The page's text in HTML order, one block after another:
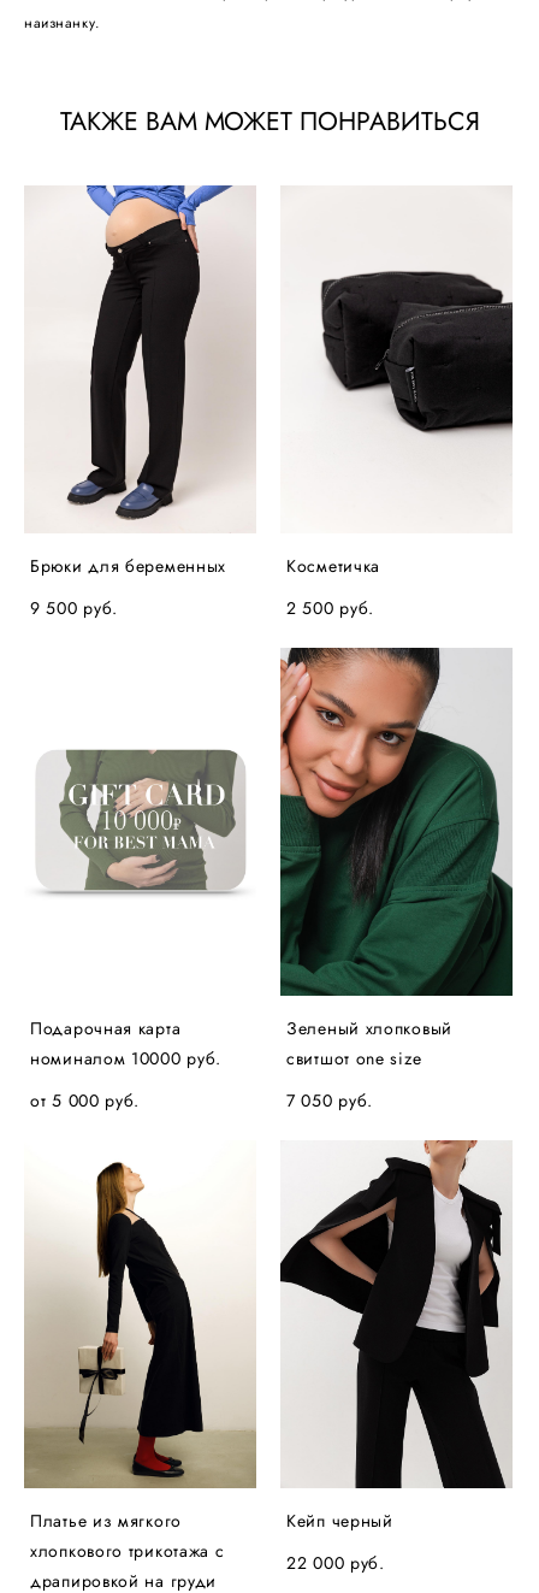
наизнанку.
ТАКЖЕ ВАМ МОЖЕТ ПОНРАВИТЬСЯ
Брюки для беременных
9 500 pуб.
Косметичка
2 500 pуб.
Подарочная карта
номиналом 10000 руб.
от 5 000 pуб.
Зеленый хлопковый
свитшот one size
7 050 pуб.
Платье из мягкого
хлопкового трикотажа с
драпировкой на груди
Кейп черный
22 000 pуб.